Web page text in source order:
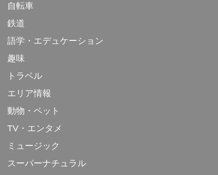
自転車
鉄道
語学・エデュケーション
趣味
トラベル
エリア情報
動物・ペット
TV・エンタメ
ミュージック
スーパーナチュラル